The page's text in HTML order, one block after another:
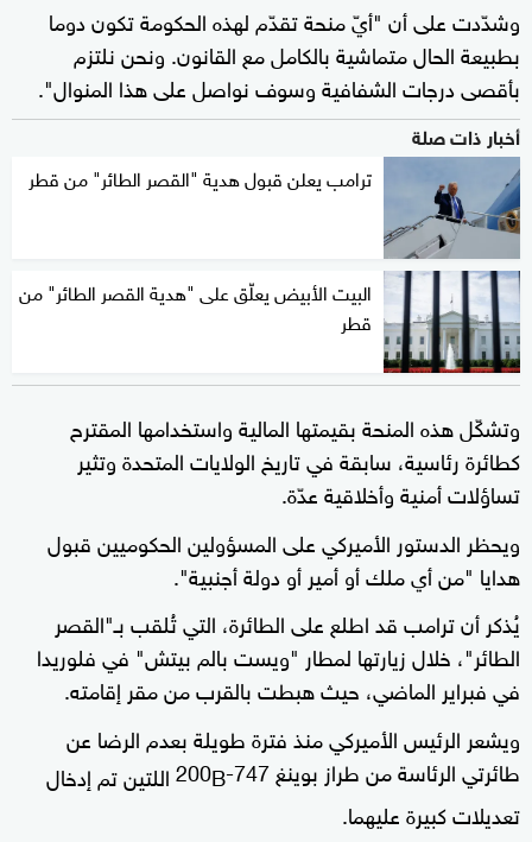
وشدّدت على أن "أيّ منحة تقدّم لهذه الحكومة تكون دوما
بطبيعة الحال متماشية بالكامل مع القانون. ونحن نلتزم
بأقصى درجات الشفافية وسوف نواصل على هذا المنوال".
أخبار ذات صلة
ترامب يعلن قبول هدية "القصر الطائر" من قطر
البيت الأبيض يعلّق على "هدية القصر الطائر" من
قطر
وتشكّل هذه المنحة بقيمتها المالية واستخدامها المقترح
كطائرة رئاسية، سابقة في تاريخ الولايات المتحدة وتثير
تساؤلات أمنية وأخلاقية عدّة.
ويحظر الدستور الأميركي على المسؤولين الحكوميين قبول
هدايا "من أي ملك أو أمير أو دولة أجنبية".
يُذكر أن ترامب قد اطلع على الطائرة، التي تُلقب بـ"القصر
الطائر"، خلال زيارتها لمطار "ويست بالم بيتش" في فلوريدا
في فبراير الماضي، حيث هبطت بالقرب من مقر إقامته.
ويشعر الرئيس الأميركي منذ فترة طويلة بعدم الرضا عن
طائرتي الرئاسة من طراز بوينغ 747-200
B
اللتين تم إدخال
تعديلات كبيرة عليهما.